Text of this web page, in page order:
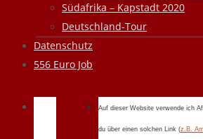
Südafrika – Kapstadt 2020
Deutschland-Tour
Datenschutz
556 Euro Job
Auf dieser Website verwende ich
du über einen solchen Link (z.B.